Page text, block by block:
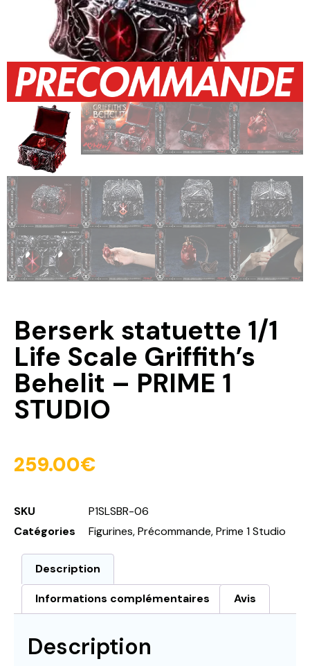
Berserk statuette 1/1
Life Scale Griffith’s
Behelit – PRIME 1
STUDIO
259.00€
SKU
P1SLSBR-06
Catégories
Figurines,Précommande,Prime 1 Studio
Description
Informations complémentaires Avis
Description